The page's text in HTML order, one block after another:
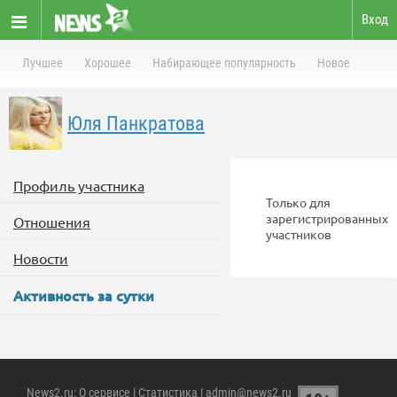
Вход
Лучшее Хорошее Набирающее популярность Новое
Юля Панкратова
Профиль участника
Отношения
Новости
Активность за сутки
Только для
зарегистрированных
участников
News2.ru: О сервисе | Статистика | admin@news2.ru